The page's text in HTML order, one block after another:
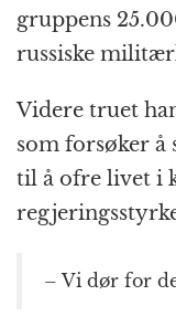
gruppens
russiske
Videre truet
som forsøker å
til å ofre livet i
– Vi dør for